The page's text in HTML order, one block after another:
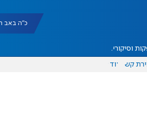
כ"ה באב תשפ"ו
וסיקורים
קשר עוד